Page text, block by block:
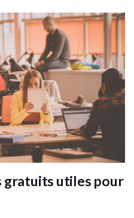
gratuits utiles pour